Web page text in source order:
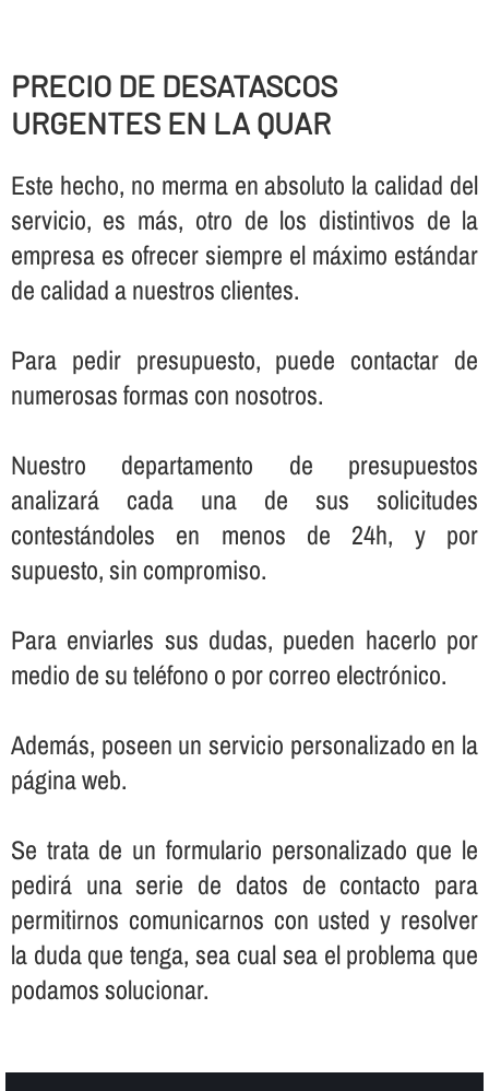
PRECIO DE DESATASCOS
URGENTES EN LA QUAR
Este hecho, no merma en absoluto la calidad del
servicio, es más, otro de los distintivos de la
empresa es ofrecer siempre el máximo estándar
de calidad a nuestros clientes.
Para pedir presupuesto, puede contactar de
numerosas formas con nosotros.
Nuestro departamento de presupuestos
analizará cada una de sus solicitudes
contestándoles en menos de 24h, y por
supuesto, sin compromiso.
Para enviarles sus dudas, pueden hacerlo por
medio de su teléfono o por correo electrónico.
Además, poseen un servicio personalizado en la
página web.
Se trata de un formulario personalizado que le
pedirá una serie de datos de contacto para
permitirnos comunicarnos con usted y resolver
la duda que tenga, sea cual sea el problema que
podamos solucionar.